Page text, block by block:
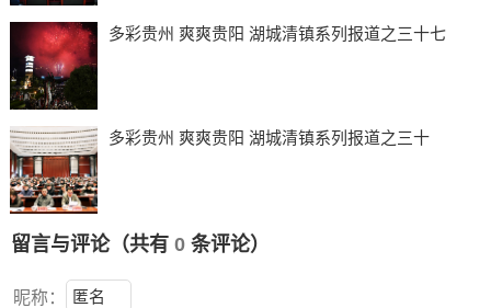
多彩贵州 爽爽贵阳 湖城清镇系列报道之三十七
多彩贵州 爽爽贵阳 湖城清镇系列报道之三十
留言与评论（共有 0条评论）
昵称：